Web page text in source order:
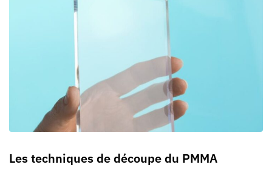
Les techniques de découpe du PMMA